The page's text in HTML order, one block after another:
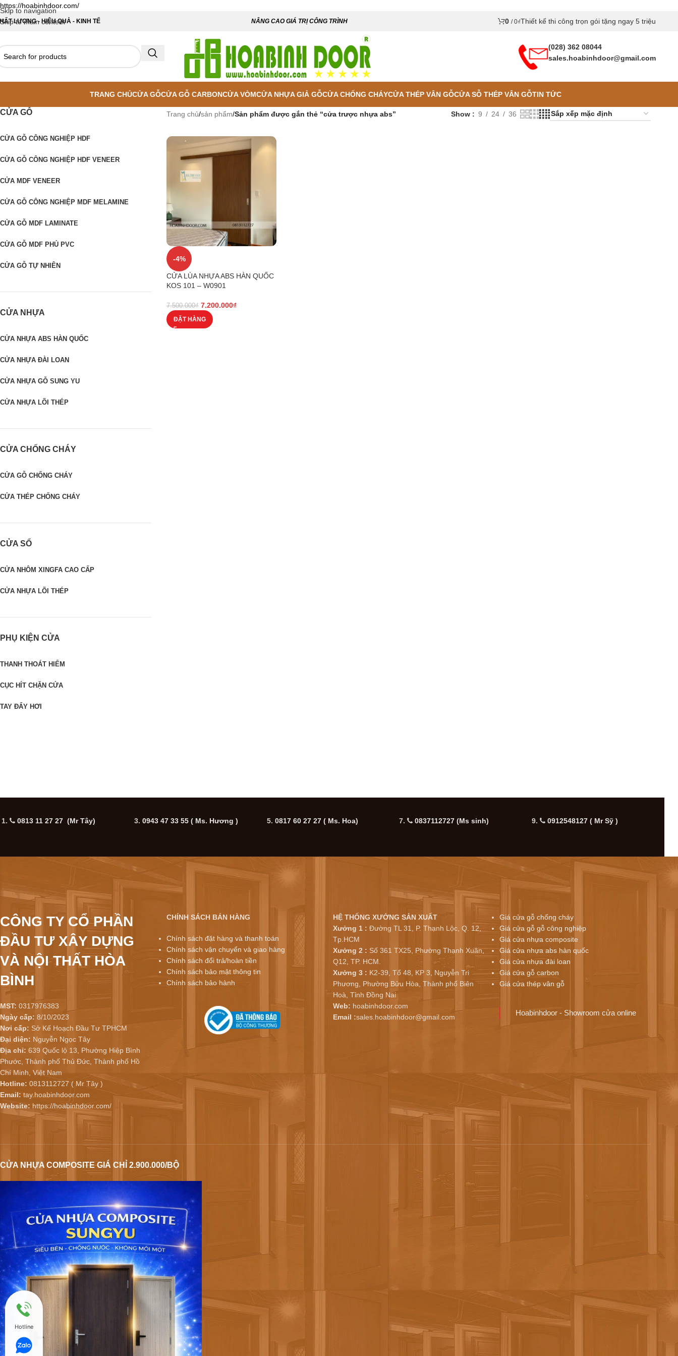
https://hoabinhdoor.com/
Skip to navigation
Skip to main content
LƯỢNG - HIỆU QUẢ - KINH TẾ NÂNG CAO GIÁ TRỊ CÔNG TRÌNH 0 / 0₫Thiết kế thi công trọn gói tặng ngay 5 triệu
(028) 362 08044
sales.hoabinhdoor@gmail.com
TRANG CHỦCỬA GỖCỬA GỖ CARBONCỬA VÒMCỬA NHỰA GIẢ GỖCỬA CHỐNG CHÁYCỬA THÉP VÂN GỖCỬA SỖ THÉP VÂN GỖTIN TỨC
CỬA GỖ
CỬA GỖ CÔNG NGHIỆP HDF
CỬA GỖ CÔNG NGHIỆP HDF VENEER
CỬA MDF VENEER
CỬA GỖ CÔNG NGHIỆP MDF MELAMINE
CỬA GỖ MDF LAMINATE
CỬA GỖ MDF PHỦ PVC
CỬA GỖ TỰ NHIÊN
CỬA NHỰA
CỬA NHỰA ABS HÀN QUỐC
CỬA NHỰA ĐÀI LOAN
CỬA NHỰA GỖ SUNG YU
CỬA NHỰA LÕI THÉP
CỬA CHỐNG CHÁY
CỬA GỖ CHỐNG CHÁY
CỬA THÉP CHỐNG CHÁY
CỬA SỔ
CỬA NHÔM XINGFA CAO CẤP
CỬA NHỰA LÕI THÉP
PHỤ KIỆN CỬA
THANH THOÁT HIỂM
CỤC HÍT CHẶN CỬA
TAY ĐẨY HƠI
Trang chủ/sản phẩm/Sản phẩm được gắn thẻ “cửa trược nhựa abs” Show 9 24 36
-4%
CỬA LÙA NHỰA ABS HÀN QUỐC
KOS 101 – W0901
7.500.000₫ 7.200.000₫
ĐẶT HÀNG
1. 0813 11 27 27 (Mr Tây) 3. 0943 47 33 55( Ms. Hương ) 5. 0817 60 27 27( Ms. Hoa) 7. 0837112727 (Ms sinh) 9. 0912548127 ( Mr Sỹ )
CÔNG TY CỔ PHẦN
ĐẦU TƯ XÂY DỰNG
VÀ NỘI THẤT HÒA
BÌNH
MST: 0317976383
Ngày cấp: 8/10/2023
Nơi cấp: Sở Kế Hoạch Đầu Tư TPHCM
Đại diện: Nguyễn Ngọc Tây
Địa chỉ: 639 Quốc lộ 13, Phường Hiệp Bình
Phước, Thành phố Thủ Đức, Thành phố Hồ
Chí Minh, Việt Nam
Hotline: 0813112727 ( Mr Tây )
Email: tay.hoabinhdoor.com
Website: https://hoabinhdoor.com/
CHÍNH SÁCH BÁN HÀNG
Chính sách đặt hàng và thanh toán
Chính sách vận chuyển và giao hàng
Chính sách đổi trả/hoàn tiền
Chính sách bảo mật thông tin
Chính sách bảo hành
HỆ THỐNG XƯỞNG SẢN XUẤT
Xưởng 1 : Đường TL 31, P. Thạnh Lộc, Q. 12,
Tp.HCM
Xưởng 2 : Số 361 TX25, Phường Thạnh Xuân,
Q12, TP. HCM.
Xưởng 3 : K2-39, Tổ 48, KP 3, Nguyễn Tri
Phương, Phường Bửu Hòa, Thành phố Biên
Hoà, Tỉnh Đồng Nai
Web: hoabinhdoor.com
Email :sales.hoabinhdoor@gmail.com
Giá cửa gỗ chống cháy
Giá cửa gỗ gỗ công nghiệp
Giá cửa nhựa composite
Giá cửa nhựa abs hàn quốc
Giá cửa nhựa đài loan
Giá cửa gỗ carbon
Giá cửa thép vân gỗ
Hoabinhdoor - Showroom cửa online
CỬA NHỰA COMPOSITE GIÁ CHỈ 2.900.000/BỘ
Hotline